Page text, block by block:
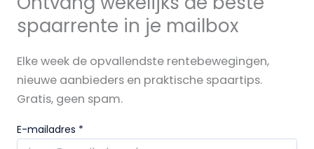
spaarrente in je mailbox
Elke week de opvallendste rentebewegingen,
nieuwe aanbieders en praktische spaartips.
Gratis, geen spam.
E-mailadres *